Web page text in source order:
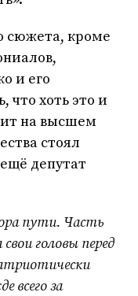
сюжета, кроме
и его
что хоть это и
на высшем
стоял
депутат
пути. Часть
головы перед
всего за